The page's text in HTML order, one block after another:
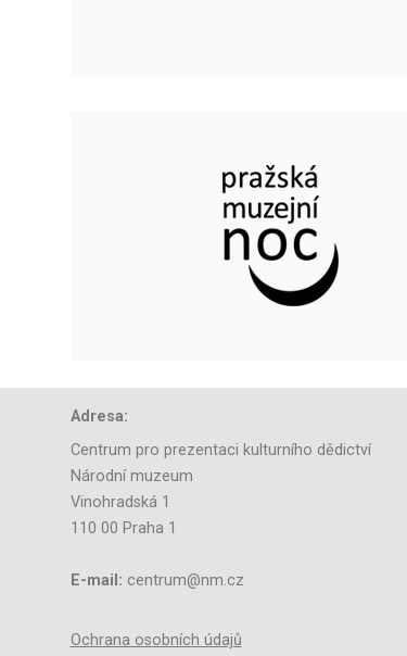
Adresa:
Centrum pro prezentaci kulturního dědictví
Národní muzeum
Vinohradská 1
110 00 Praha 1
E-mail: centrum@nm.cz
Ochrana osobních údajů